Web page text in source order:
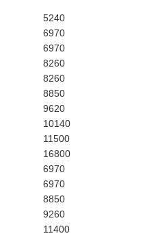
5240
6970
6970
8260
8260
8850
9620
10140
11500
16800
6970
6970
8850
9260
11400